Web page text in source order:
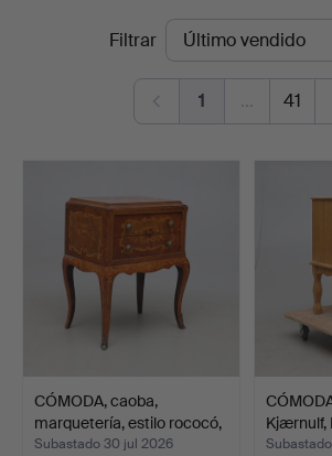
Norrköping
Filtrar
1 … 41
CÓMODA, caoba,
marquetería, estilo rococó,
…
Subastado 30 jul 2026
Kjærnulf,